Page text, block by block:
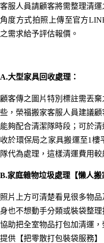
客服人員請顧客將需整理清
角度方式拍照上傳至官方
之需求給予評估報價。
A.大型家具回收處理：
顧客傳之圖片特別標註需丟
些，榮福搬家客服人員建議
能夠配合清潔隊時段；可於
收於環保局之家具搬運至1樓
隊代為處理，這樣清運費用較
B.家庭雜物垃圾處理 【懒人搬
照片上方可清楚看見很多物
身也不想動手分類或裝袋整
協助把全室物品打包加清運
提供【把零散打包裝袋服務